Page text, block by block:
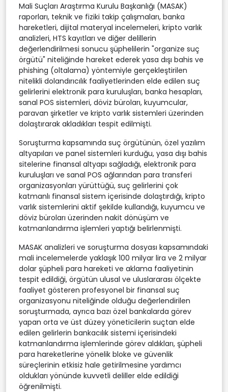
Mali Suçları Araştırma Kurulu Başkanlığı (MASAK)
raporları, teknik ve fiziki takip çalışmaları, banka
hareketleri, dijital materyal incelemeleri, kripto varlık
analizleri, HTS kayıtları ve diğer delillerin
değerlendirilmesi sonucu şüphelilerin "organize suç
örgütü" niteliğinde hareket ederek yasa dışı bahis ve
phishing (oltalama) yöntemiyle gerçekleştirilen
nitelikli dolandırıcılık faaliyetlerinden elde edilen suç
gelirlerini elektronik para kuruluşları, banka hesapları,
sanal POS sistemleri, döviz büroları, kuyumcular,
paravan şirketler ve kripto varlık sistemleri üzerinden
dolaştırarak akladıkları tespit edilmişti.
Soruşturma kapsamında suç örgütünün, özel yazılım
altyapıları ve panel sistemleri kurduğu, yasa dışı bahis
sitelerine finansal altyapı sağladığı, elektronik para
kuruluşları ve sanal POS ağlarından para transferi
organizasyonları yürüttüğü, suç gelirlerini çok
katmanlı finansal sistem içerisinde dolaştırdığı, kripto
varlık sistemlerini aktif şekilde kullandığı, kuyumcu ve
döviz büroları üzerinden nakit dönüşüm ve
katmanlandırma işlemleri yaptığı belirlenmişti.
MASAK analizleri ve soruşturma dosyası kapsamındaki
mali incelemelerde yaklaşık 100 milyar lira ve 2 milyar
dolar şüpheli para hareketi ve aklama faaliyetinin
tespit edildiği, örgütün ulusal ve uluslararası ölçekte
faaliyet gösteren profesyonel bir finansal suç
organizasyonu niteliğinde olduğu değerlendirilen
soruşturmada, ayrıca bazı özel bankalarda görev
yapan orta ve üst düzey yöneticilerin suçtan elde
edilen gelirlerin bankacılık sistemi içerisindeki
katmanlandırma işlemlerinde görev aldıkları, şüpheli
para hareketlerine yönelik bloke ve güvenlik
süreçlerinin etkisiz hale getirilmesine yardımcı
oldukları yönünde kuvvetli deliller elde edildiği
öğrenilmişti.